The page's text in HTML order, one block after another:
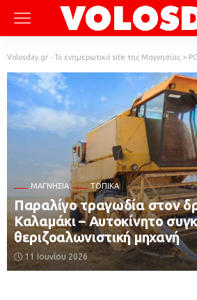
Volosday.gr - Το ενημερωτικό site της Μαγνησίας >
ΜΑΓΝΗΣΊΑ ΤΟΠΙΚΆ
Παραλίγο τραγωδία στον
Καλαμάκι – Αυτοκίνητο
θεριζοαλωνιστική μηχανή
11 Ιουνίου 2026